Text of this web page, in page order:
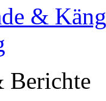
&
Berichte